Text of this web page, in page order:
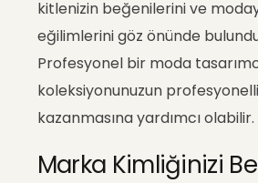
kitlenizin beğenilerini ve
eğilimlerini göz önünde
Profesyonel bir moda
koleksiyonunuzun
kazanmasına yardımcı olabilir.
Marka Kimliğinizi